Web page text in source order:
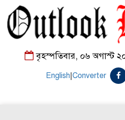
বৃহস্পতিবার, ০৬ অগাস্ট
English|Converter